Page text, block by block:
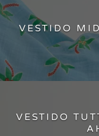
VESTIDO
VESTIDO